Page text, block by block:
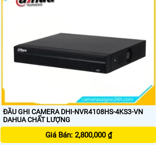
ĐẦU GHI CAMERA DHI-NVR4108HS-4KS3-VN
DAHUA CHẤT LƯỢNG
Giá Bán: 2,800,000 ₫